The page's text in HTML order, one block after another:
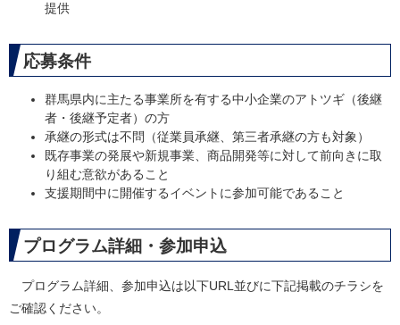
提供
応募条件
群馬県内に主たる事業所を有する中小企業のアトツギ（後継
者・後継予定者）の方
承継の形式は不問（従業員承継、第三者承継の方も対象）
既存事業の発展や新規事業、商品開発等に対して前向きに取
り組む意欲があること
支援期間中に開催するイベントに参加可能であること
プログラム詳細・参加申込
プログラム詳細、参加申込は以下URL並びに下記掲載のチラシを
ご確認ください。